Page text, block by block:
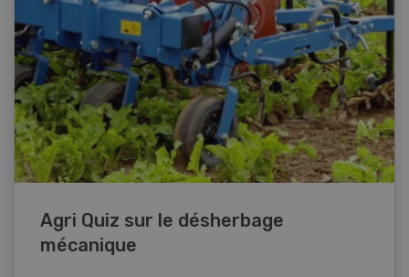
Agri Quiz sur le désherbage
mécanique